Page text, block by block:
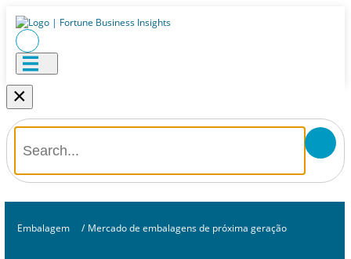
×
Embalagem / Mercado de embalagens de próxima geração